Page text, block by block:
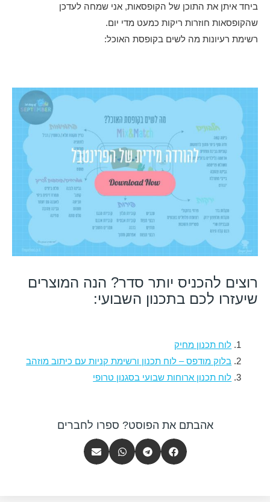
ביחד איתן את התוכן של הקופסאות, אני שמחה לעדכן
שהקופסאות חוזרות ריקות כמעט מדי יום.
רשימת רעיונות מה לשים בקופסת האוכל:
רוצים להכניס יותר סדר? הנה המוצרים
שיעזרו לכם בתכנון השבועי:
לוח תכנון מחיק
בלוק מודפס – לוח תכנון ורשימת קניות עם כיתוב מוזהב
לוח תכנון ארוחות שבועי בסגנון טרופי
אהבתם את הפוסט? ספרו לחברים